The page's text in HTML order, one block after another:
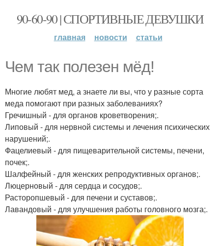
90-60-90 | СПОРТИВНЫЕ ДЕВУШКИ
главная новости статьи
Чем так полезен мёд!
Многие любят мед, а знаете ли вы, что у разные сорта
меда помогают при разных заболеваниях?
Гречишный - для органов кроветворения;.
Липовый - для нервной системы и лечения психических
нарушений;.
Фацелиевый - для пищеварительной системы, печени,
почек;.
Шалфейный - для женских репродуктивных органов;.
Люцерновый - для сердца и сосудов;.
Расторопшевый - для печени и суставов;.
Лавандовый - для улучшения работы головного мозга;.